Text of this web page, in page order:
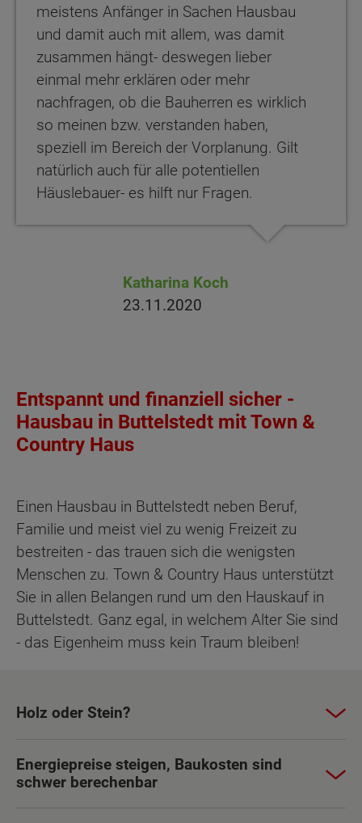
meistens Anfänger in Sachen Hausbau
und damit auch mit allem, was damit
zusammen hängt- deswegen lieber
einmal mehr erklären oder mehr
nachfragen, ob die Bauherren es wirklich
so meinen bzw. verstanden haben,
speziell im Bereich der Vorplanung. Gilt
natürlich auch für alle potentiellen
Häuslebauer- es hilft nur Fragen.
Katharina Koch
23.11.2020
Entspannt und finanziell sicher -
Hausbau in Buttelstedt mit Town &
Country Haus
Einen Hausbau in Buttelstedt neben Beruf,
Familie und meist viel zu wenig Freizeit zu
bestreiten - das trauen sich die wenigsten
Menschen zu. Town & Country Haus unterstützt
Sie in allen Belangen rund um den Hauskauf in
Buttelstedt. Ganz egal, in welchem Alter Sie sind
- das Eigenheim muss kein Traum bleiben!
Holz oder Stein?
Energiepreise steigen, Baukosten sind
schwer berechenbar